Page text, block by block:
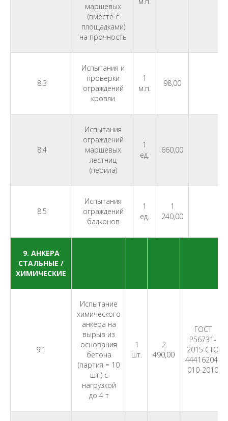
маршевых
(вместе с
площадками)
на прочность
8.3
Испытания и
проверки
ограждений
кровли
1
м.п.
98,00
8.4
Испытания
ограждений
маршевых
лестниц
(перила)
1
ед.
660,00
8.5
Испытания
ограждений
балконов
1
ед.
1
240,00
9. АНКЕРА
СТАЛЬНЫЕ /
ХИМИЧЕСКИЕ
9.1
Испытание
химического
анкера на
вырыв из
основания
бетона
(партия = 10
шт.) с
нагрузкой
до 4 т
1
шт.
2
490,00
ГОСТ
Р56731-
2015 СТО
44416204-
010-2010